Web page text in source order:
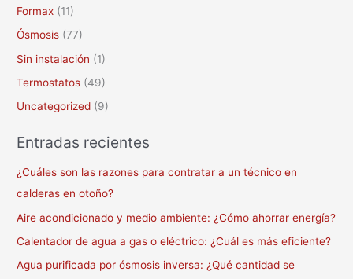
Formax (11)
Ósmosis (77)
Sin instalación (1)
Termostatos (49)
Uncategorized (9)
Entradas recientes
¿Cuáles son las razones para contratar a un técnico en
calderas en otoño?
Aire acondicionado y medio ambiente: ¿Cómo ahorrar energía?
Calentador de agua a gas o eléctrico: ¿Cuál es más eficiente?
Agua purificada por ósmosis inversa: ¿Qué cantidad se